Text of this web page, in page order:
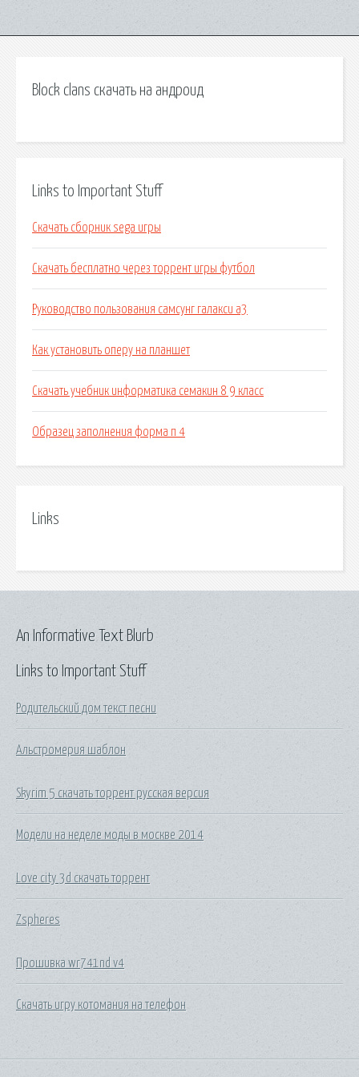
Block clans скачать на андроид
Links to Important Stuff
Скачать сборник sega игры
Скачать бесплатно через торрент игры футбол
Руководство пользования самсунг галакси а3
Как установить оперу на планшет
Скачать учебник информатика семакин 8 9 класс
Образец заполнения форма п 4
Links
Links to Important Stuff
Родительский дом текст песни
Альстромерия шаблон
Skyrim 5 скачать торрент русская версия
Модели на неделе моды в москве 2014
Love city 3d скачать торрент
Zspheres
Прошивка wr741nd v4
Скачать игру котомания на телефон
An Informative Text Blurb